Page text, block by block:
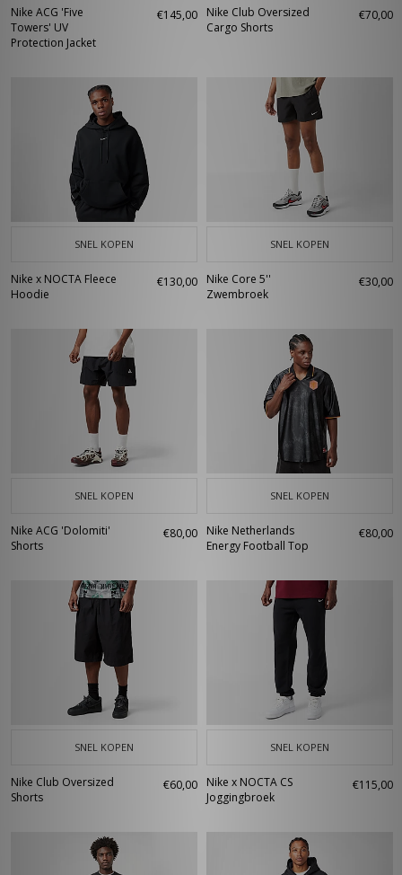
Nike ACG 'Five
Towers' UV
Protection Jacket
€145,00
Nike Club Oversized
Cargo Shorts
€70,00
SNEL KOPEN
Nike x NOCTA Fleece
Hoodie
€130,00
SNEL KOPEN
Nike Core 5''
Zwembroek
€30,00
SNEL KOPEN
Nike ACG 'Dolomiti'
Shorts
€80,00
SNEL KOPEN
Nike Netherlands
Energy Football Top
€80,00
SNEL KOPEN
Nike Club Oversized
Shorts
€60,00
SNEL KOPEN
Nike x NOCTA CS
Joggingbroek
€115,00